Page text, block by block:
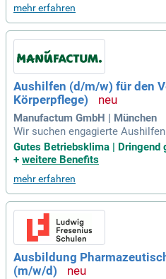
30 Tagen Urlaub und
wird großgeschrieben –
für Überstunden. Sichern Sie
Altersvorsorge und Rabatte
Sie spannende
e Schulungen für Ihre Karriere.
mehr erfahren
Aushilfen (d/m/w) für den
Körperpflege)
Manufactum GmbH | München
Wir suchen engagierte
smetik und Körperpflege auf
en Sie ab sofort oder nach Ihrer
auf unserer hochwertigen
ansprechende
antwortlich. Idealerweise
ndel und sehr gute
ufsgeschick,
t für unsere Produkte
werbung!
Gutes Betriebsklima |
+ weitere Benefits
mehr erfahren
Ausbildung
(m/w/d)